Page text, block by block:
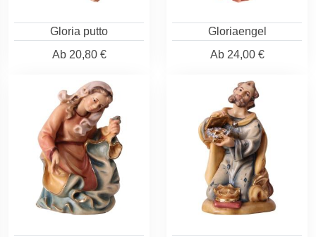
Gloria putto
Ab20,80 €
Gloriaengel
Ab24,00 €